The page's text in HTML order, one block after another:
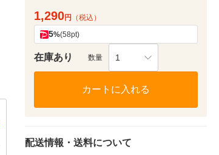
1,290円 （税込）
5%(58pt)
在庫あり 数量 1
カートに入れる
配送情報・送料について